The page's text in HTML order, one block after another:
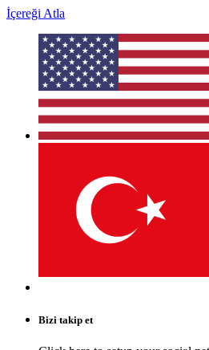
İçereği Atla
Bizi takip et